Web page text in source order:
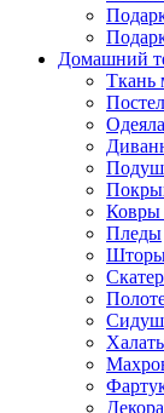
Домашний
Ткань
Одеяла
Ковры
Пледы